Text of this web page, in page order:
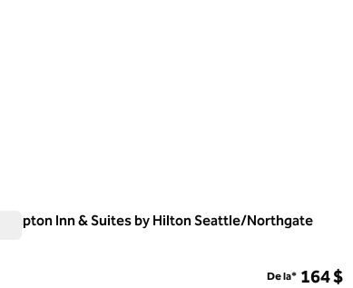
Hampton Inn & Suites by Hilton Seattle/Northgate
De la* 164 $